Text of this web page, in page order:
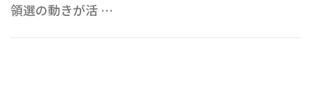
領選の動きが活 …